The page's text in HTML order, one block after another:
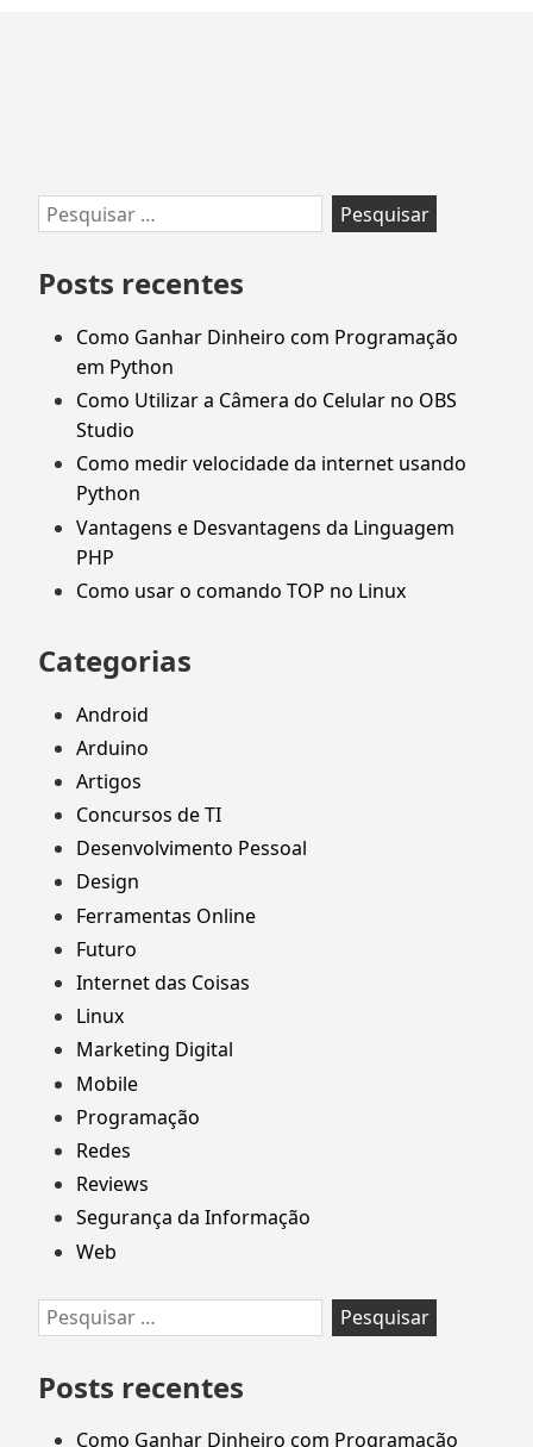
Pesquisar
por:
Posts recentes
Como Ganhar Dinheiro com Programação
em Python
Como Utilizar a Câmera do Celular no OBS
Studio
Como medir velocidade da internet usando
Python
Vantagens e Desvantagens da Linguagem
PHP
Como usar o comando TOP no Linux
Categorias
Android
Arduino
Artigos
Concursos de TI
Desenvolvimento Pessoal
Design
Ferramentas Online
Futuro
Internet das Coisas
Linux
Marketing Digital
Mobile
Programação
Redes
Reviews
Segurança da Informação
Web
Pesquisar
por:
Posts recentes
Como Ganhar Dinheiro com Programação